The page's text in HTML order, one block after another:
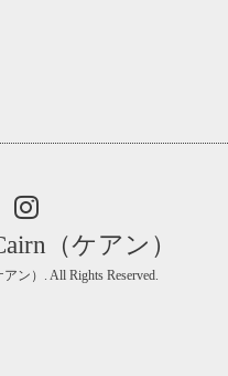
（ケアン）
ン） . All Rights Reserved.